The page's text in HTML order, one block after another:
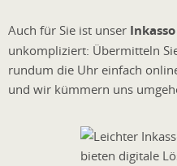
Auch für Sie ist unser
unkompliziert: Übermitteln
rundum die Uhr einfach
und wir kümmern uns